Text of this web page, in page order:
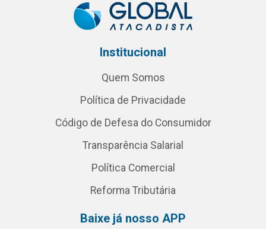
Institucional
Quem Somos
Política de Privacidade
Código de Defesa do Consumidor
Transparência Salarial
Política Comercial
Reforma Tributária
Baixe já nosso APP